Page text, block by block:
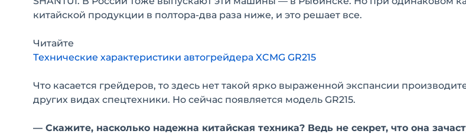
китайской продукции в полтора-два раза ниже, и это решает все.
Читайте
Технические характеристики автогрейдера XCMG GR215
Что касается грейдеров, то здесь нет такой ярко выраженной экспансии
других видах спецтехники. Но сейчас появляется модель GR215.
— Скажите, насколько надежна китайская техника? Ведь не секрет, что она